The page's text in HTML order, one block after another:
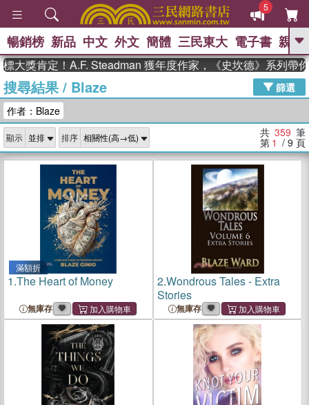
5
GO
The Odyssey 、
父親節 、 如果歷史是一群喵 、 暑期
念華 、 台灣的李登輝時代 、 數學女
孩：黎曼猜想
偉大的迷走神經
暢銷榜 新品 中文 外文 簡體 三民東大 電子書 親子
肯定！A.F. Steadman 獲年度作家，《史坎德》系列帶你踏上
搜尋結果/ Blaze
篩選
作者：Blaze
顯示 排序 共 359 筆
第 1 / 9 頁
滿額折
1.The Heart of Money
無庫存
2.Wondrous Tales - Extra
Stories
無庫存